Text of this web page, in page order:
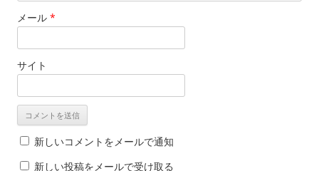
メール *
サイト
新しいコメントをメールで通知
新しい投稿をメールで受け取る